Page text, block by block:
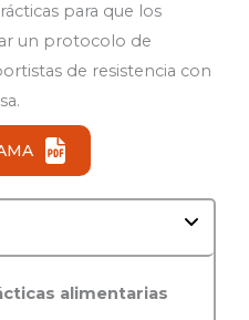
para que los
un protocolo de
de resistencia con
alimentarias